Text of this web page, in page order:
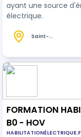
ayant une source
électrique.
Saint-
FORMATION
B0 - HOV